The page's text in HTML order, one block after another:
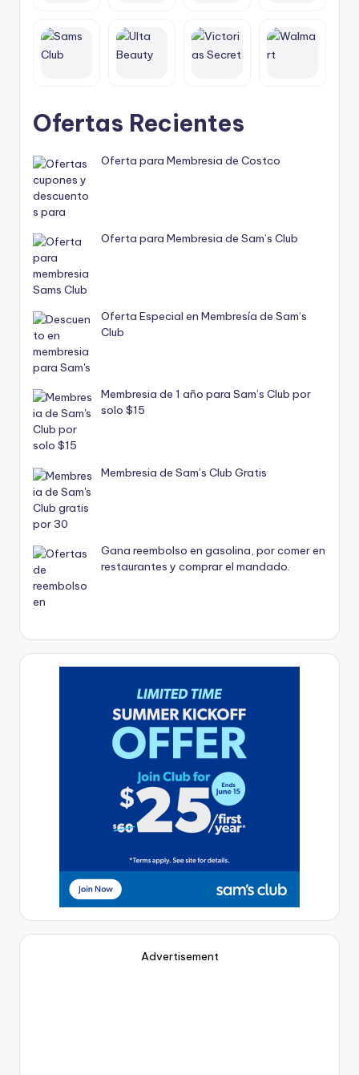
Ofertas Recientes
Oferta para Membresia de Costco
Oferta para Membresia de Sam’s Club
Oferta Especial en Membresía de Sam’s
Club
Membresia de 1 año para Sam’s Club por
solo $15
Membresia de Sam’s Club Gratis
Gana reembolso en gasolina, por comer en
restaurantes y comprar el mandado.
Advertisement